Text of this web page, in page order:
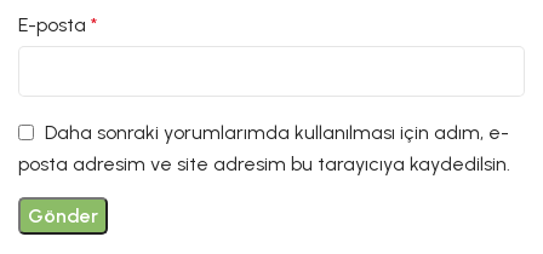
E-posta*
Daha sonraki yorumlarımda kullanılması için adım, e-
posta adresim ve site adresim bu tarayıcıya kaydedilsin.